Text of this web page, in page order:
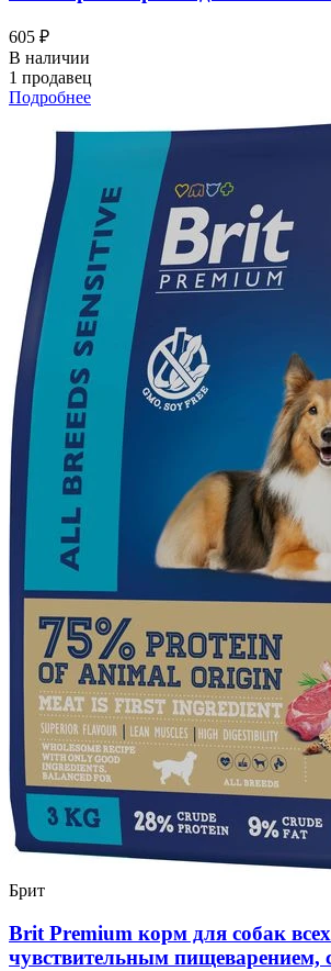
605 ₽
В наличии
1 продавец
Подробнее
Брит
Brit Premium корм для собак
чувствительным пищеварением,